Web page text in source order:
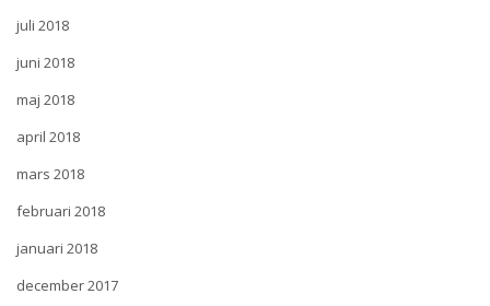
juli 2018
juni 2018
maj 2018
april 2018
mars 2018
februari 2018
januari 2018
december 2017